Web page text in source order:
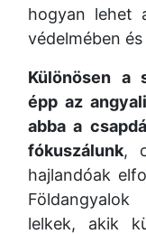
hogyan lehet
védelmében
Különösen a
épp az
abba a
fókuszálunk,
hajlandóak
lelkek, akik